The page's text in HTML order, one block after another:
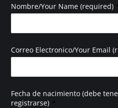
Nombre/Your Name (required)
Correo Electronico/Your Email
Fecha de nacimiento (debe
registrarse) *